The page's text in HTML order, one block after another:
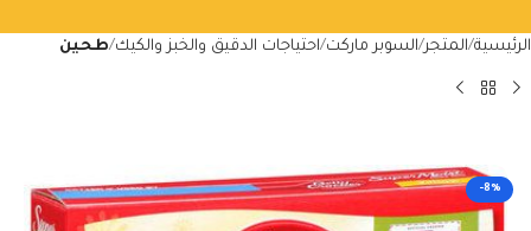
الرئيسية المتجر السوبر ماركت احتياجات الدقيق والخبز والكيك طحين
-8%